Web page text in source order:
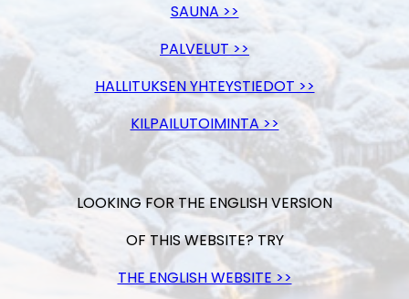
SAUNA >>
PALVELUT >>
HALLITUKSEN YHTEYSTIEDOT >>
KILPAILUTOIMINTA >>
LOOKING FOR THE ENGLISH VERSION
OF THIS WEBSITE? TRY
THE ENGLISH WEBSITE >>